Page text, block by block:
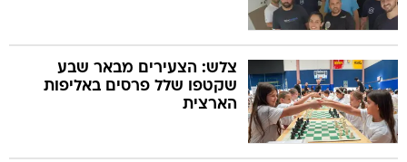
צלש: הצעירים מבאר שבע
שקטפו שלל פרסים באליפות
הארצית